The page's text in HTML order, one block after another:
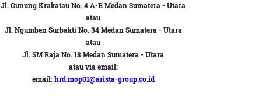
Jl. Gunung Krakatau No. 4 A-B Medan Sumatera - Utara
atau
Jl. Ngumben Surbakti No. 34 Medan Sumatera - Utara
atau
Jl. SM Raja No. 18 Medan Sumatera - Utara
atau via email:
email:hrd.mop01@arista-group.co.id